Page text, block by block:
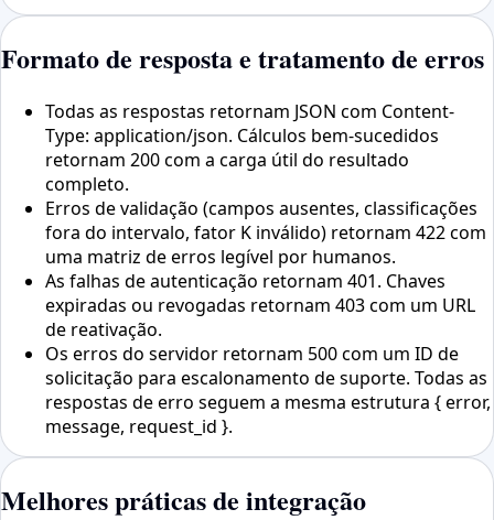
Formato de resposta e tratamento de erros
Todas as respostas retornam JSON com Content-
Type: application/json. Cálculos bem-sucedidos
retornam 200 com a carga útil do resultado
completo.
Erros de validação (campos ausentes, classificações
fora do intervalo, fator K inválido) retornam 422 com
uma matriz de erros legível por humanos.
As falhas de autenticação retornam 401. Chaves
expiradas ou revogadas retornam 403 com um URL
de reativação.
Os erros do servidor retornam 500 com um ID de
solicitação para escalonamento de suporte. Todas as
respostas de erro seguem a mesma estrutura { error,
message, request_id }.
Melhores práticas de integração